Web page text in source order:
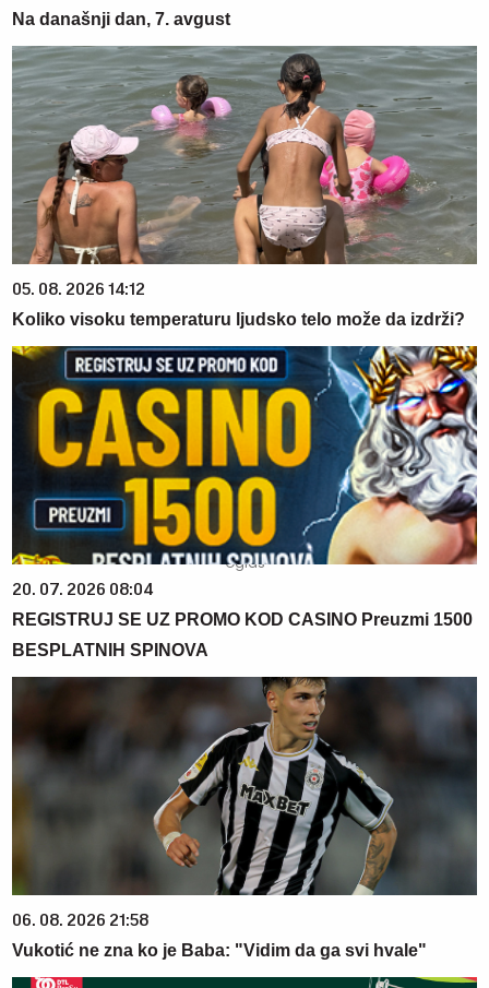
Na današnji dan, 7. avgust
05. 08. 2026 14:12
Koliko visoku temperaturu ljudsko telo može da izdrži?
20. 07. 2026 08:04
REGISTRUJ SE UZ PROMO KOD CASINO Preuzmi 1500
BESPLATNIH SPINOVA
06. 08. 2026 21:58
Vukotić ne zna ko je Baba: "Vidim da ga svi hvale"